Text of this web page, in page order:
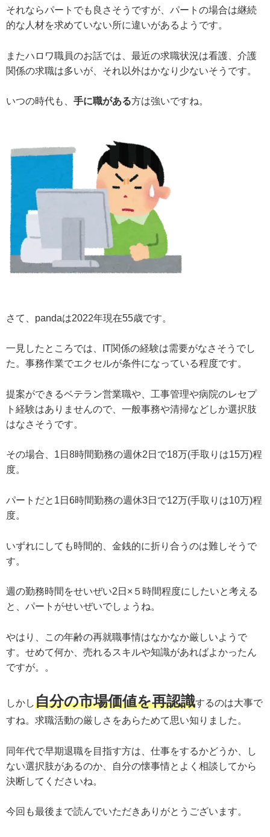
それならパートでも良さそうですが、パートの場合は継続
的な人材を求めていない所に違いがあるようです。
またハロワ職員のお話では、最近の求職状況は看護、介護
関係の求職は多いが、それ以外はかなり少ないそうです。
いつの時代も、 手に職がある方は強いですね。
さて、pandaは2022年現在55歳です。
一見したところでは、IT関係の経験は需要がなさそうでし
た。事務作業でエクセルが条件になっている程度です。
提案ができるベテラン営業職や、工事管理や病院のレセプ
ト経験はありませんので、一般事務や清掃などしか選択肢
はなさそうです。
その場合、1日8時間勤務の週休2日で18万(手取りは15万)程
度。
パートだと1日6時間勤務の週休3日で12万(手取りは10万)程
度。
いずれにしても時間的、金銭的に折り合うのは難しそうで
す。
週の勤務時間をせいぜい2日×５時間程度にしたいと考える
と、パートがせいぜいでしょうね。
やはり、この年齢の再就職事情はなかなか厳しいようで
す。せめて何か、売れるスキルや知識があればよかったん
ですが。。
しかし自分の市場価値を再認識するのは大事で
すね。求職活動の厳しさをあらためて思い知りました。
同年代で早期退職を目指す方は、仕事をするかどうか、し
ない選択肢があるのか、自分の懐事情とよく相談してから
決断してくださいね。
今回も最後まで読んでいただきありがとうございます。